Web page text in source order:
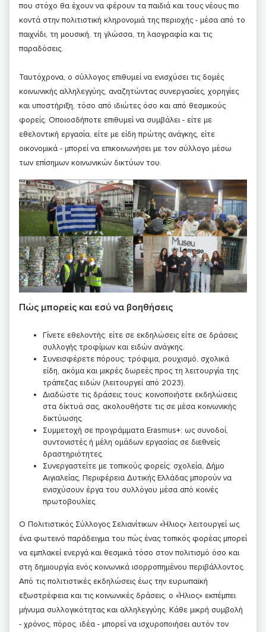
που στόχο θα έχουν να φέρουν τα παιδιά και τους νέους πιο
κοντά στην πολιτιστική κληρονομιά της περιοχής - μέσα από το
παιχνίδι, τη μουσική, τη γλώσσα, τη λαογραφία και τις
παραδόσεις.
Ταυτόχρονα, ο σύλλογος επιθυμεί να ενισχύσει τις δομές
κοινωνικής αλληλεγγύης, αναζητώντας συνεργασίες, χορηγίες
και υποστήριξη, τόσο από ιδιώτες όσο και από θεσμικούς
φορείς. Οποιοσδήποτε επιθυμεί να συμβάλει - είτε με
εθελοντική εργασία, είτε με είδη πρώτης ανάγκης, είτε
οικονομικά - μπορεί να επικοινωνήσει με τον σύλλογο μέσω
των επίσημων κοινωνικών δικτύων του.
Πώς μπορείς και εσύ να βοηθήσεις
Γίνετε εθελοντής: είτε σε εκδηλώσεις είτε σε δράσεις
συλλογής τροφίμων και ειδών ανάγκης.
Συνεισφέρετε πόρους: τρόφιμα, ρουχισμό, σχολικά
είδη, ακόμα και μικρές δωρεές προς τη λειτουργία της
τράπεζας ειδών (λειτουργεί από 2023).
Διαδώστε τις δράσεις τους: κοινοποιήστε εκδηλώσεις
στα δίκτυά σας, ακολουθήστε τις σε μέσα κοινωνικής
δικτύωσης.
Συμμετοχή σε προγράμματα Erasmus+: ως συνοδοί,
συντονιστές ή μέλη ομάδων εργασίας σε διεθνείς
δραστηριότητες.
Συνεργαστείτε με τοπικούς φορείς: σχολεία, Δήμο
Αιγιαλείας, Περιφέρεια Δυτικής Ελλάδας μπορούν να
ενισχύσουν έργα του συλλόγου μέσα από κοινές
πρωτοβουλίες.
Ο Πολιτιστικός Σύλλογος Σελιανίτικων «Ήλιος» λειτουργεί ως
ένα φωτεινό παράδειγμα του πώς ένας τοπικός φορέας μπορεί
να εμπλακεί ενεργά και θεσμικά τόσο στον πολιτισμό όσο και
στη δημιουργία ενός κοινωνικά ισορροπημένου περιβάλλοντος.
Από τις πολιτιστικές εκδηλώσεις έως την ευρωπαϊκή
εξωστρέφεια και τις κοινωνικές δράσεις, ο «Ήλιος» εκπέμπει
μήνυμα συλλογικότητας και αλληλεγγύης. Κάθε μικρή συμβολή
- χρόνος, πόρος, ιδέα - μπορεί να ισχυροποιήσει αυτόν τον